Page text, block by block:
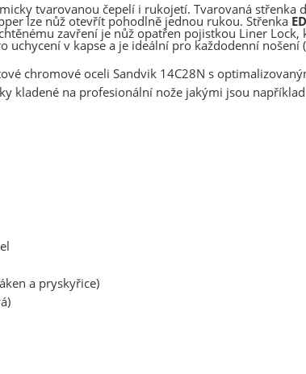
tvarovanou čepelí i rukojetí. Tvarovaná střenka
lze nůž otevřít pohodlně jednou rukou. Střenka
zavření je nůž opatřen pojistkou Liner Lock,
uchycení v kapse a je ideální pro každodenní nošení
chromové oceli Sandvik 14C28N s
kladené na profesionální nože jakými jsou
a pryskyřice)